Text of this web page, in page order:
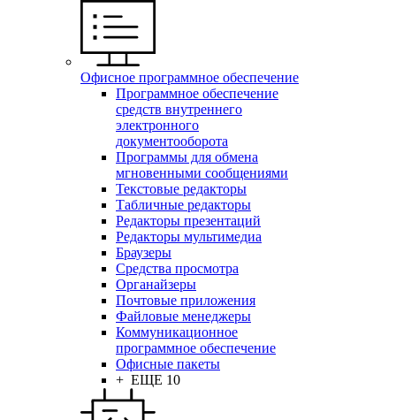
Офисное программное обеспечение
Программное обеспечение
средств внутреннего
электронного
документооборота
Программы для обмена
мгновенными сообщениями
Текстовые редакторы
Табличные редакторы
Редакторы презентаций
Редакторы мультимедиа
Браузеры
Средства просмотра
Органайзеры
Почтовые приложения
Файловые менеджеры
Коммуникационное
программное обеспечение
Офисные пакеты
+ ЕЩЕ 10